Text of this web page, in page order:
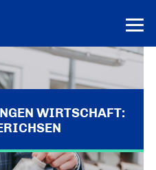
KENNEN
UNS
WIRTSCHAFT: